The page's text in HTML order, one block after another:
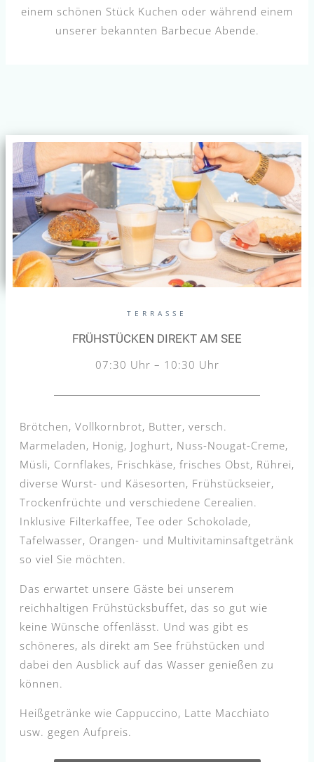
einem schönen Stück Kuchen oder während einem
unserer bekannten Barbecue Abende.
TERRASSE
FRÜHSTÜCKEN DIREKT AM SEE
07:30 Uhr – 10:30 Uhr
Brötchen, Vollkornbrot, Butter, versch.
Marmeladen, Honig, Joghurt, Nuss-Nougat-Creme,
Müsli, Cornflakes, Frischkäse, frisches Obst, Rührei,
diverse Wurst- und Käsesorten, Frühstückseier,
Trockenfrüchte und verschiedene Cerealien.
Inklusive Filterkaffee, Tee oder Schokolade,
Tafelwasser, Orangen- und Multivitaminsaftgetränk
so viel Sie möchten.
Das erwartet unsere Gäste bei unserem
reichhaltigen Frühstücksbuffet, das so gut wie
keine Wünsche offenlässt. Und was gibt es
schöneres, als direkt am See frühstücken und
dabei den Ausblick auf das Wasser genießen zu
können.
Heißgetränke wie Cappuccino, Latte Macchiato
usw. gegen Aufpreis.